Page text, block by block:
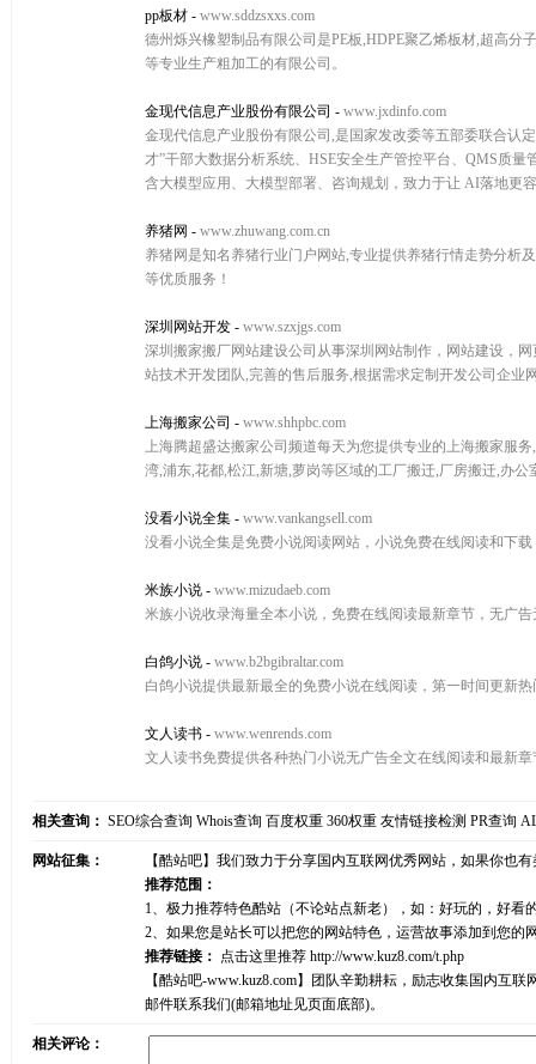
pp板材 - www.sddzsxxs.com
德州烁兴橡塑制品有限公司是PE板,HDPE聚乙烯板材,超高分
等专业生产粗加工的有限公司。
金现代信息产业股份有限公司 - www.jxdinfo.com
金现代信息产业股份有限公司,是国家发改委等五部委联合认
才”干部大数据分析系统、HSE安全生产管控平台、QMS质
含大模型应用、大模型部署、咨询规划，致力于让 AI落地更
养猪网 - www.zhuwang.com.cn
养猪网是知名养猪行业门户网站,专业提供养猪行情走势分析
等优质服务！
深圳网站开发 - www.szxjgs.com
深圳搬家搬厂网站建设公司从事深圳网站制作，网站建设，
站技术开发团队,完善的售后服务,根据需求定制开发公司企业
上海搬家公司 - www.shhpbc.com
上海腾超盛达搬家公司频道每天为您提供专业的上海搬家服
湾,浦东,花都,松江,新塘,萝岗等区域的工厂搬迁,厂房搬迁,办
没看小说全集 - www.vankangsell.com
没看小说全集是免费小说阅读网站，小说免费在线阅读和下
米族小说 - www.mizudaeb.com
米族小说收录海量全本小说，免费在线阅读最新章节，无广
白鸽小说 - www.b2bgibraltar.com
白鸽小说提供最新最全的免费小说在线阅读，第一时间更新
文人读书 - www.wenrends.com
文人读书免费提供各种热门小说无广告全文在线阅读和最新
相关查询： SEO综合查询 Whois查询 百度权重 360权重 友情链接检测 PR查询
网站征集：
【酷站吧】我们致力于分享国内互联网优秀网站，如果你也
推荐范围：
1、极力推荐特色酷站（不论站点新老），如：好玩的，好
2、如果您是站长可以把您的网站特色，运营故事添加到您
推荐链接： 点击这里推荐 http://www.kuz8.com/t.php
【酷站吧-www.kuz8.com】团队辛勤耕耘，励志收集国内互
邮件联系我们(邮箱地址见页面底部)。
相关评论：